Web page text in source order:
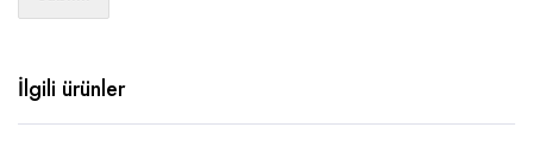
İlgili ürünler